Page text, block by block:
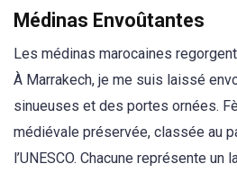
Médinas Envoûtantes
Les médinas marocaines
À Marrakech, je me suis laissé
sinueuses et des portes ornées.
médiévale préservée, classée au
l’UNESCO. Chacune représente un